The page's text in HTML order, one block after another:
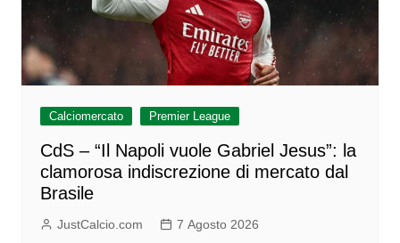
Calciomercato Premier League
CdS – “Il Napoli vuole Gabriel Jesus”: la
clamorosa indiscrezione di mercato dal
Brasile
JustCalcio.com 7 Agosto 2026